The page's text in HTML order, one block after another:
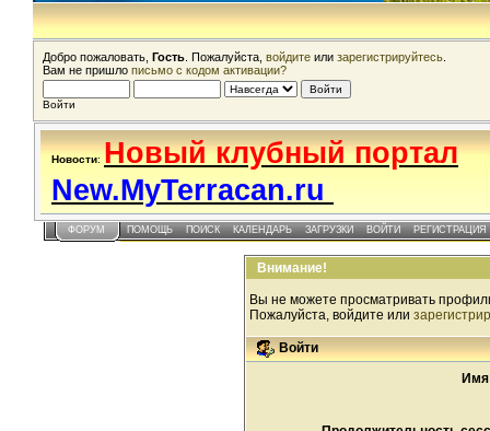
Добро пожаловать, Гость . Пожалуйста, войдите или зарегистрируйтесь
Вам не пришло письмо с кодом активации?
Войти
Новости: Новый клубный портал
New.MyTerracan.ru
ФОРУМ ПОМОЩЬ ПОИСК КАЛЕНДАРЬ ЗАГРУЗКИ ВОЙТИ РЕГИСТРАЦИЯ
Внимание!
Вы не можете просматривать
Пожалуйста, войдите или
Войти
Имя